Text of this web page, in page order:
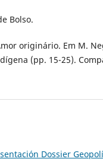
Bolso.
originário. Em M.
(pp. 15-25).
Dossier